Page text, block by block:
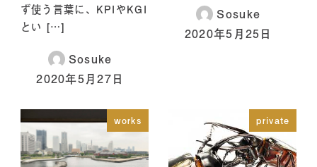
ず使う言葉に、KPIやKGI
とい […]
Sosuke
2020年5月27日
Sosuke
2020年5月25日
works private